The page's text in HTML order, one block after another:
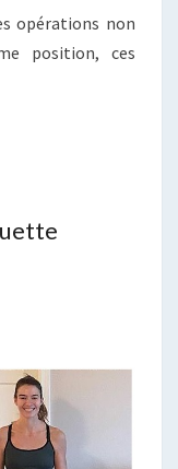
opérations non
position, ces